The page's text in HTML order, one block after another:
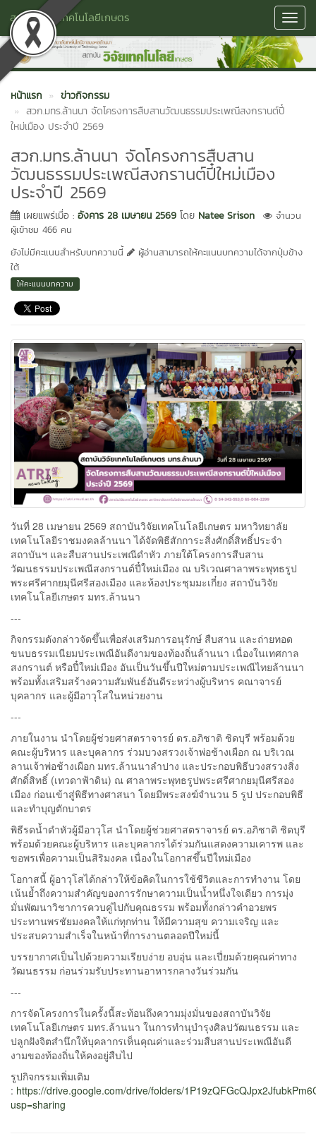
สถาบันวิจัยเทคโนโลยีเกษตร
หน้าแรก
ข่าวกิจกรรม
สวก.มทร.ล้านนา จัดโครงการสืบสานวัฒนธรรมประเพณีสงกรานต์ปี๋
ใหม่เมือง ประจำปี 2569
สวก.มทร.ล้านนา จัดโครงการสืบสาน
วัฒนธรรมประเพณีสงกรานต์ปี๋ใหม่เมือง
ประจำปี 2569
เผยแพร่เมื่อ : อังคาร 28 เมษายน 2569 โดย Natee Srison
จำนวน
ผู้เข้าชม 466 คน
ยังไม่มีคะแนนสำหรับบทความนี้
ผู้อ่านสามารถให้คะแนนบทความได้จากปุ่มข้าง
ใต้
ให้คะแนนบทความ
วันที่ 28 เมษายน 2569 สถาบันวิจัยเทคโนโลยีเกษตร มหาวิทยาลัย
เทคโนโลยีราชมงคลล้านนา ได้จัดพิธีสักการะสิ่งศักดิ์สิทธิ์ประจำ
สถาบันฯ และสืบสานประเพณีดำหัว ภายใต้โครงการสืบสาน
วัฒนธรรมประเพณีสงกรานต์ปี๋ใหม่เมือง ณ บริเวณศาลาพระพุทธรูป
พระศรีศากยมุนีศรีสองเมือง และห้องประชุมมะเกี๋ยง สถาบันวิจัย
เทคโนโลยีเกษตร มทร.ล้านนา
---
กิจกรรมดังกล่าวจัดขึ้นเพื่อส่งเสริมการอนุรักษ์ สืบสาน และถ่ายทอด
ขนบธรรมเนียมประเพณีอันดีงามของท้องถิ่นล้านนา เนื่องในเทศกาล
สงกรานต์ หรือปี๋ใหม่เมือง อันเป็นวันขึ้นปีใหม่ตามประเพณีไทยล้านนา
พร้อมทั้งเสริมสร้างความสัมพันธ์อันดีระหว่างผู้บริหาร คณาจารย์
บุคลากร และผู้มีอาวุโสในหน่วยงาน
---
ภายในงาน นำโดยผู้ช่วยศาสตราจารย์ ดร.อภิชาติ ชิดบุรี พร้อมด้วย
คณะผู้บริหาร และบุคลากร ร่วมบวงสรวงเจ้าพ่อช้างเผือก ณ บริเวณ
ลานเจ้าพ่อช้างเผือก มทร.ล้านนาลำปาง และประกอบพิธีบวงสรวงสิ่ง
ศักดิ์สิทธิ์ (เทวดาฟ้าดิน) ณ ศาลาพระพุทธรูปพระศรีศากยมุนีศรีสอง
เมือง ก่อนเข้าสู่พิธีทางศาสนา โดยมีพระสงฆ์จำนวน 5 รูป ประกอบพิธี
และทำบุญตักบาตร
พิธีรดน้ำดำหัวผู้มีอาวุโส นำโดยผู้ช่วยศาสตราจารย์ ดร.อภิชาติ ชิดบุรี
พร้อมด้วยคณะผู้บริหาร และบุคลากรได้ร่วมกันแสดงความเคารพ และ
ขอพรเพื่อความเป็นสิริมงคล เนื่องในโอกาสขึ้นปีใหม่เมือง
โอกาสนี้ ผู้อาวุโสได้กล่าวให้ข้อคิดในการใช้ชีวิตและการทำงาน โดย
เน้นย้ำถึงความสำคัญของการรักษาความเป็นน้ำหนึ่งใจเดียว การมุ่ง
มั่นพัฒนาวิชาการควบคู่ไปกับคุณธรรม พร้อมทั้งกล่าวคำอวยพร
ประทานพรชัยมงคลให้แก่ทุกท่าน ให้มีความสุข ความเจริญ และ
ประสบความสำเร็จในหน้าที่การงานตลอดปีใหม่นี้
บรรยากาศเป็นไปด้วยความเรียบง่าย อบอุ่น และเปี่ยมด้วยคุณค่าทาง
วัฒนธรรม ก่อนร่วมรับประทานอาหารกลางวันร่วมกัน
---
การจัดโครงการในครั้งนี้สะท้อนถึงความมุ่งมั่นของสถาบันวิจัย
เทคโนโลยีเกษตร มทร.ล้านนา ในการทำนุบำรุงศิลปวัฒนธรรม และ
ปลูกฝังจิตสำนึกให้บุคลากรเห็นคุณค่าและร่วมสืบสานประเพณีอันดี
งามของท้องถิ่นให้คงอยู่สืบไป
รูปกิจกรรมเพิ่มเติม
: https://drive.google.com/drive/folders/
usp=sharing